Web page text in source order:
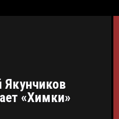
Якунчиков
«Химки»